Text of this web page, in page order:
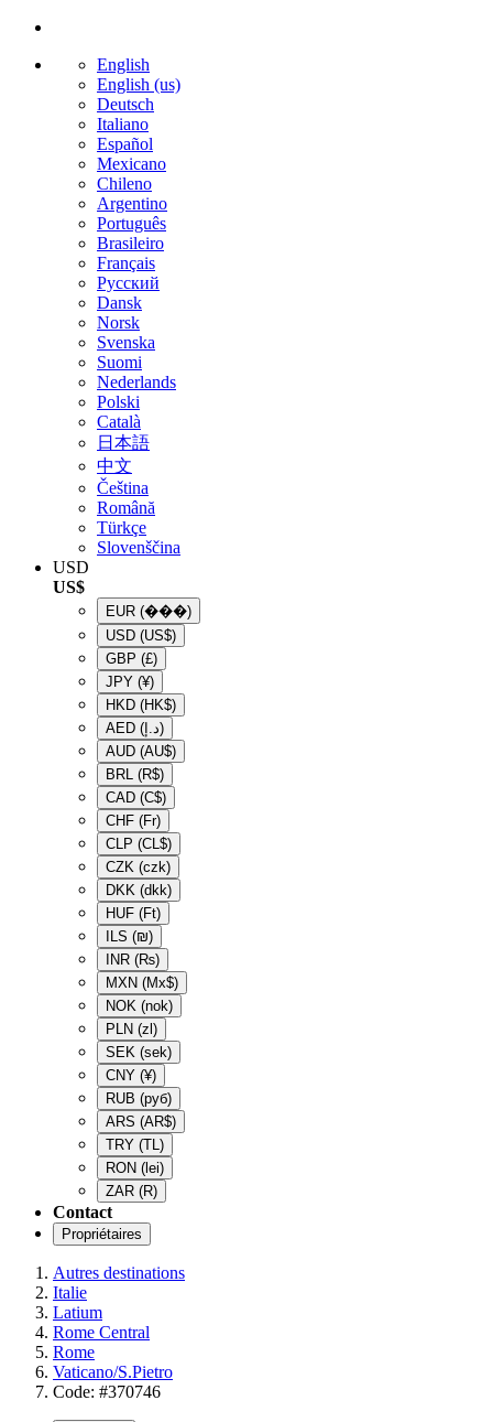
English
English (us)
Deutsch
Italiano
Español
Mexicano
Chileno
Argentino
Português
Brasileiro
Français
Русский
Dansk
Norsk
Svenska
Suomi
Nederlands
Polski
Català
日本語
中文
Čeština
Română
Türkçe
Slovenščina
USD
US$
EUR (���)
USD (US$)
GBP (£)
JPY (¥)
HKD (HK$)
AED
(د.إ)
AUD (AU$)
BRL (R$)
CAD (C$)
CHF (Fr)
CLP (CL$)
CZK (czk)
DKK (dkk)
HUF (Ft)
ILS (₪)
INR (₨)
MXN (Mx$)
NOK (nok)
PLN (zl)
SEK (sek)
CNY (¥)
RUB (руб)
ARS (AR$)
TRY (TL)
RON (lei)
ZAR (R)
Contact
Propriétaires
Autres destinations
Italie
Latium
Rome Central
Rome
Vaticano/S.Pietro
Code: #370746